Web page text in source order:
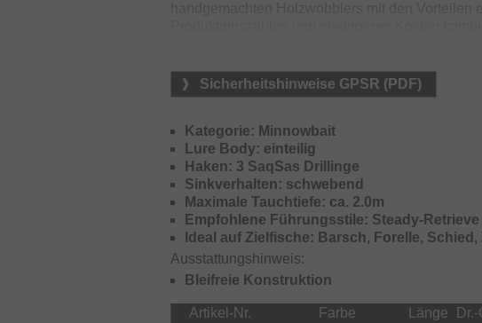
handgemachten Holzwobblers mit den Vorteilen
Produktionszahlen und niedrigeren Kosten
und hintere Drilling werden über einen SaqSas
verhindern durch die freie Rotation Fischverlust
Maglock Version S Tungsten Gewicht im Inneren
Schiene und stabilisiert den Köder auch bei
Die spezielle Tauchschaufel ist sehr dünn, leicht
konstante Köderaktion mit besseren Wurfweiten.
Ein echter Ausnahmeköder!
Sicherheitshinweise GPSR (PDF)
Kategorie: Minnowbait
Lure Body: einteilig
Haken: 3 SaqSas Drillinge
Sinkverhalten: schwebend
Maximale Tauchtiefe: ca. 2.0m
Empfohlene Führungsstile: Steady-Retrieve
Ideal auf Zielfische: Barsch, Forelle,
Ausstattungshinweis:
Bleifreie Konstruktion
Artikel-Nr. Farbe Länge Dr.-